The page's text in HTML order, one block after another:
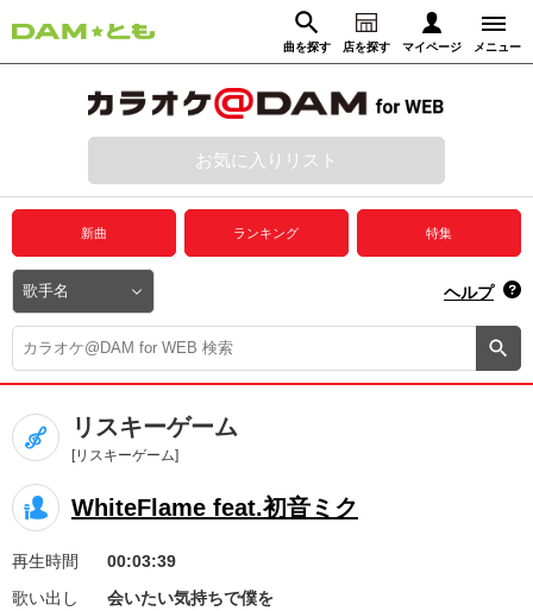
曲を探す 店を探す マイページ メニュー
動画からさがす 録音からさがす
ログイン
プレミアムサービス
DAM★とも動画
DAM★とも録音
カラオケ＠DAM
ユーザー検索
キャンペーン
お知らせ よくあるご質問
お気に入りリスト
新曲 ランキング 特集
ヘルプ
リスキーゲーム
[リスキーゲーム]
WhiteFlame feat.初音ミク
再生時間
00:03:39
歌い出し
会いたい気持ちで僕を